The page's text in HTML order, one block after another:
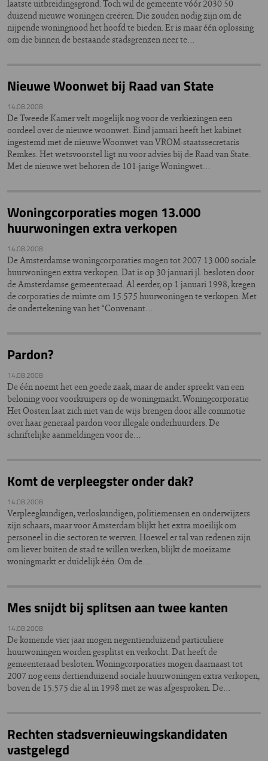
laatste uitbreidingsgrond. Toch wil de gemeente vóór 2030 50
duizend nieuwe woningen creëren. Die zouden nodig zijn om de
nijpende woningnood het hoofd te bieden. Er is maar één oplossing
om die binnen de bestaande stadsgrenzen neer te…
Nieuwe Woonwet bij Raad van State
14.08.2008
De Tweede Kamer velt mogelijk nog voor de verkiezingen een
oordeel over de nieuwe woonwet. Eind januari heeft het kabinet
ingestemd met de nieuwe Woonwet van VROM-staatssecretaris
Remkes. Het wetsvoorstel ligt nu voor advies bij de Raad van State.
Met de nieuwe wet behoren de 101-jarige Woningwet…
Woningcorporaties mogen 13.000
huurwoningen extra verkopen
14.08.2008
De Amsterdamse woningcorporaties mogen tot 2007 13.000 sociale
huurwoningen extra verkopen. Dat is op 30 januari jl. besloten door
de Amsterdamse gemeenteraad. Al eerder, op 1 januari 1998, kregen
de corporaties de ruimte om 15.575 huurwoningen te verkopen. Met
de ondertekening van het “Convenant…
Pardon?
14.08.2008
De één noemt het een goede zaak, maar de ander spreekt van een
beloning voor voorkruipers op de woningmarkt. Woningcorporatie
Het Oosten laat zich niet van de wijs brengen door alle commotie
over haar generaal pardon voor illegale onderhuurders. De
schriftelijke aanmeldingen voor de…
Komt de verpleegster onder dak?
14.08.2008
Verpleegkundigen, verloskundigen, politiemensen en onderwijzers
zijn schaars, maar voor Amsterdam blijkt het extra moeilijk om
personeel in die sectoren te werven. Hoewel er tal van redenen zijn
om liever buiten de stad te willen werken, blijkt de moeizame
woningmarkt er duidelijk één. Om de…
Mes snijdt bij splitsen aan twee kanten
14.08.2008
De komende vier jaar mogen negentienduizend particuliere
huurwoningen worden gesplitst en verkocht. Dat heeft de
gemeenteraad besloten. Woningcorporaties mogen daarnaast tot
2007 nog eens dertienduizend sociale huurwoningen extra verkopen,
boven de 15.575 die al in 1998 met ze was afgesproken. De…
Rechten stadsvernieuwingskandidaten
vastgelegd